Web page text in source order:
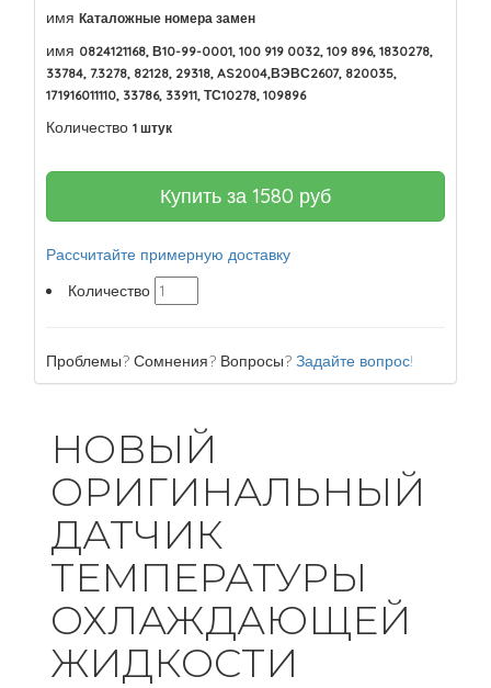
имя Каталожные номера замен
имя 0824121168, В10-99-0001, 100 919 0032, 109 896, 1830278,
33784, 7.3278, 82128, 29318, AS2004,ВЭВС2607, 820035,
171916011110, 33786, 33911, ТС10278, 109896
Количество 1 штук
Купить за 1580 руб
Рассчитайте примерную доставку
Количество
Проблемы? Сомнения? Вопросы? Задайте вопрос!
НОВЫЙ
ОРИГИНАЛЬНЫЙ
ДАТЧИК
ТЕМПЕРАТУРЫ
ОХЛАЖДАЮЩЕЙ
ЖИДКОСТИ